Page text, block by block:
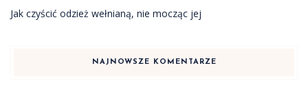
Jak czyścić odzież wełnianą, nie mocząc jej
NAJNOWSZE KOMENTARZE